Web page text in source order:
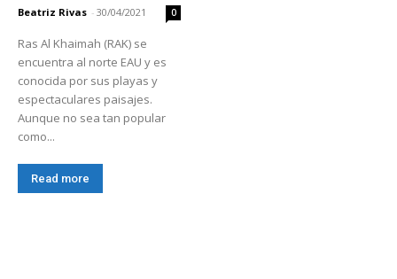
Beatriz Rivas - 30/04/2021 0
Ras Al Khaimah (RAK) se
encuentra al norte EAU y es
conocida por sus playas y
espectaculares paisajes.
Aunque no sea tan popular
como...
Read more